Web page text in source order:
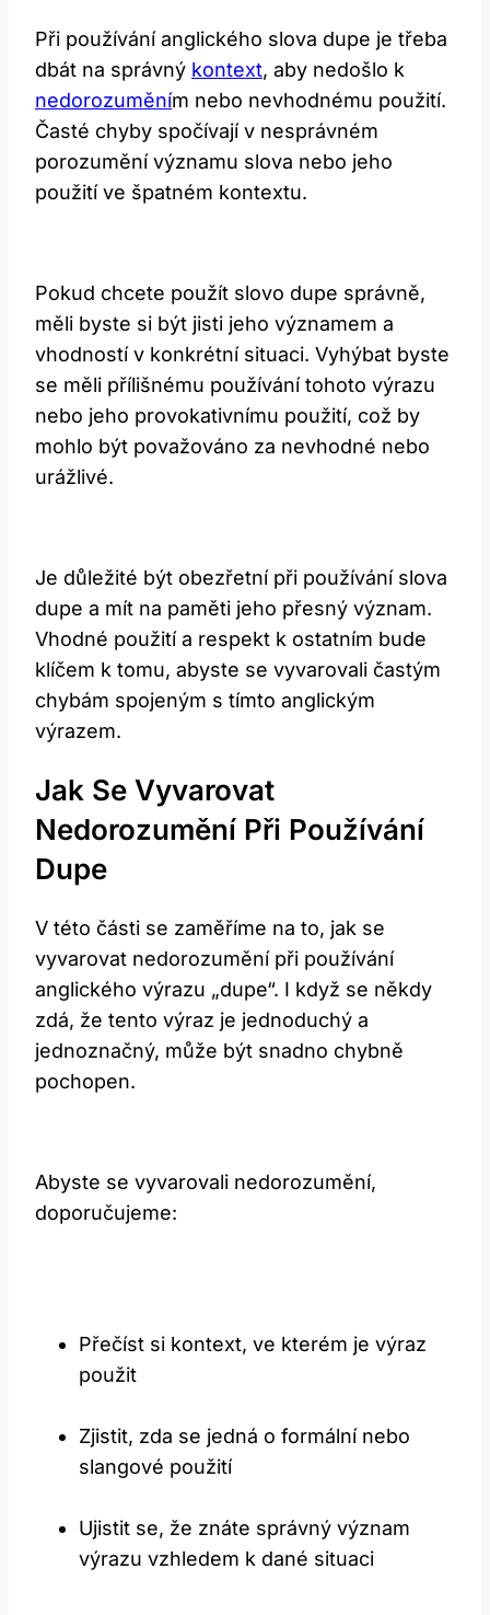
Při používání anglického slova dupe je třeba
dbát na správný kontext, aby nedošlo k
nedorozuměním nebo nevhodnému použití.
Časté chyby spočívají v nesprávném
porozumění významu slova nebo jeho
použití ve špatném kontextu.
Pokud chcete použít slovo dupe správně,
měli byste si být jisti jeho významem a
vhodností v konkrétní situaci. Vyhýbat byste
se měli přílišnému používání tohoto výrazu
nebo jeho provokativnímu použití, což by
mohlo být považováno za nevhodné nebo
urážlivé.
Je důležité být obezřetní při používání slova
dupe a mít na paměti jeho přesný význam.
Vhodné použití a respekt k ostatním bude
klíčem k tomu, abyste se vyvarovali častým
chybám spojeným s tímto anglickým
výrazem.
Jak Se Vyvarovat
Nedorozumění Při Používání
Dupe
V této části se zaměříme na to, jak se
vyvarovat nedorozumění při používání
anglického výrazu „dupe“. I když se někdy
zdá, že tento výraz je jednoduchý a
jednoznačný, může být snadno chybně
pochopen.
Abyste se vyvarovali nedorozumění,
doporučujeme:
Přečíst si kontext, ve kterém je výraz
použit
Zjistit, zda se jedná o formální nebo
slangové použití
Ujistit se, že znáte správný význam
výrazu vzhledem k dané situaci